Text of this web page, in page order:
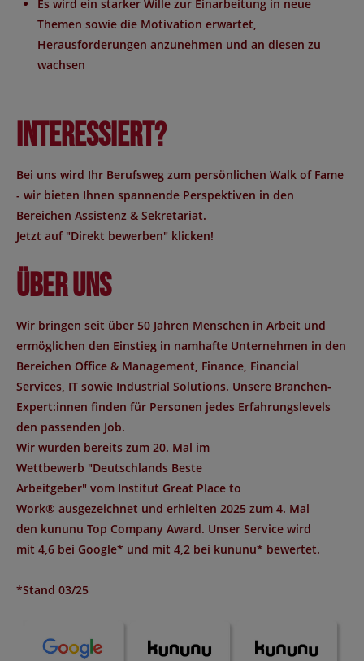
Es wird ein starker Wille zur Einarbeitung in neue
Themen sowie die Motivation erwartet,
Herausforderungen anzunehmen und an diesen zu
wachsen
Interessiert?
Bei uns wird Ihr Berufsweg zum persönlichen Walk of Fame
- wir bieten Ihnen spannende Perspektiven in den
Bereichen Assistenz & Sekretariat.
Jetzt auf "Direkt bewerben" klicken!
Über uns
Wir bringen seit über 50 Jahren Menschen in Arbeit und
ermöglichen den Einstieg in namhafte Unternehmen in den
Bereichen Office & Management, Finance, Financial
Services, IT sowie Industrial Solutions. Unsere Branchen-
Expert:innen finden für Personen jedes Erfahrungslevels
den passenden Job.
Wir wurden bereits zum 20. Mal im
Wettbewerb "Deutschlands Beste
Arbeitgeber" vom Institut Great Place to
Work® ausgezeichnet und erhielten 2025 zum 4. Mal
den kununu Top Company Award. Unser Service wird
mit 4,6 bei Google* und mit 4,2 bei kununu* bewertet.
*Stand 03/25